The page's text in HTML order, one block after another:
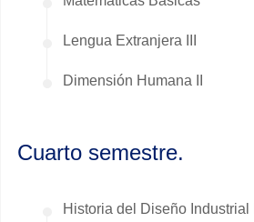
Lengua Extranjera III
Dimensión Humana II
Cuarto semestre.
Historia del Diseño Industrial II